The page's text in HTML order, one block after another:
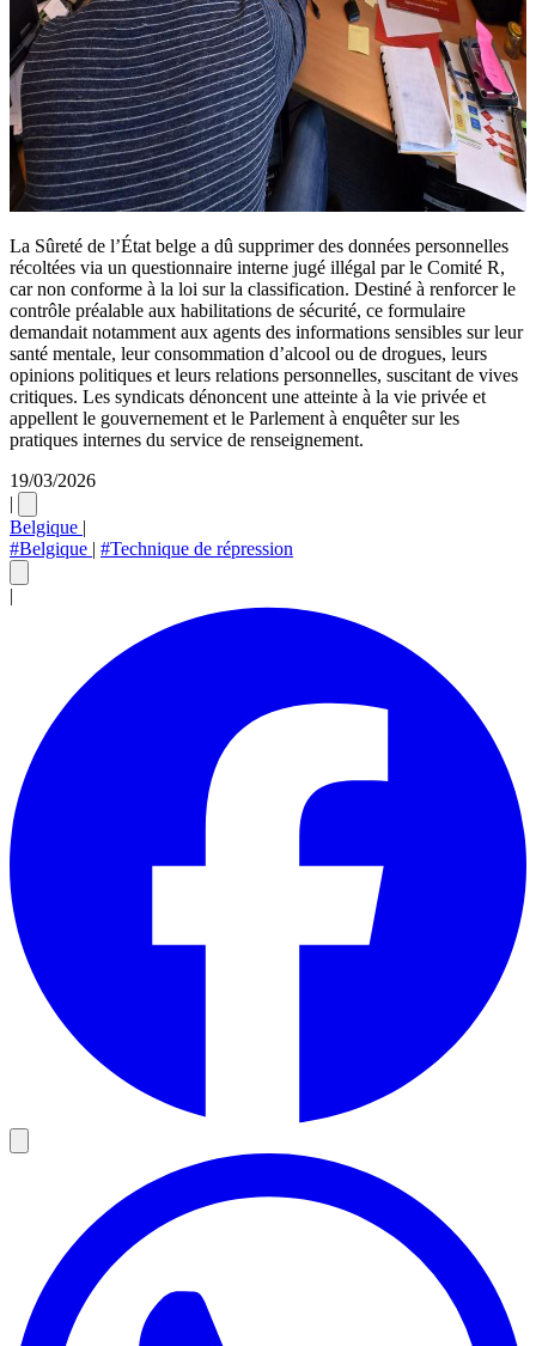
La Sûreté de l’État belge a dû supprimer des données personnelles
récoltées via un questionnaire interne jugé illégal par le Comité R,
car non conforme à la loi sur la classification. Destiné à renforcer le
contrôle préalable aux habilitations de sécurité, ce formulaire
demandait notamment aux agents des informations sensibles sur leur
santé mentale, leur consommation d’alcool ou de drogues, leurs
opinions politiques et leurs relations personnelles, suscitant de vives
critiques. Les syndicats dénoncent une atteinte à la vie privée et
appellent le gouvernement et le Parlement à enquêter sur les
pratiques internes du service de renseignement.
19/03/2026
|
Belgique |
#Belgique | #Technique de répression
|